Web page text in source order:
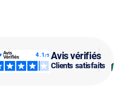
Avis vérifiés
Clients satisfaits